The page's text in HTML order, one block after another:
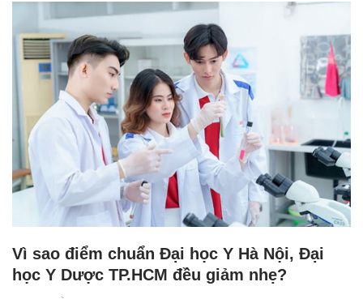
Vì sao điểm chuẩn Đại học Y Hà Nội, Đại
học Y Dược TP.HCM đều giảm nhẹ?